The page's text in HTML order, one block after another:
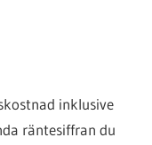
inklusive
räntesiffran du